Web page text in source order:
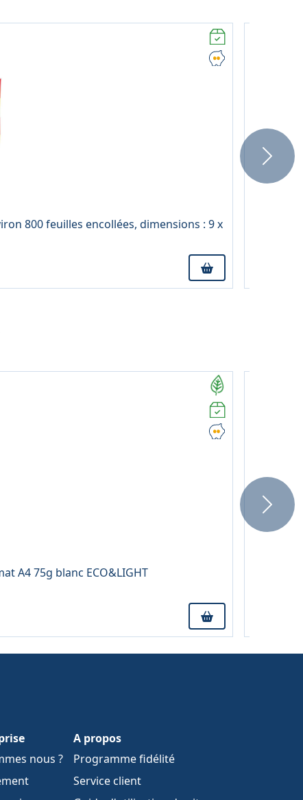
800 feuilles encollées, dimensions : 9 x
Next
A4 75g blanc ECO&LIGHT
Next
nous ?
A propos
Programme fidélité
Service client